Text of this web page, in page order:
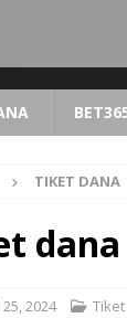
TIKET DANA
2024